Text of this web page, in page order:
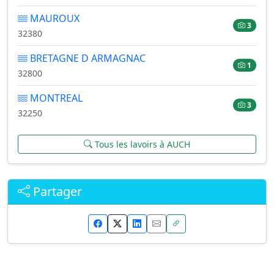
MAUROUX
32380
3
BRETAGNE D ARMAGNAC
32800
1
MONTREAL
32250
3
Tous les lavoirs à AUCH
Partager